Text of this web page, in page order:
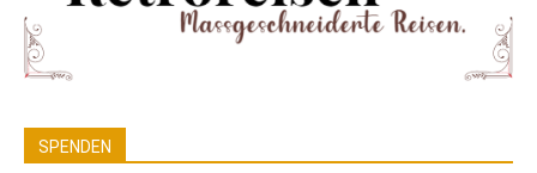
SPENDEN